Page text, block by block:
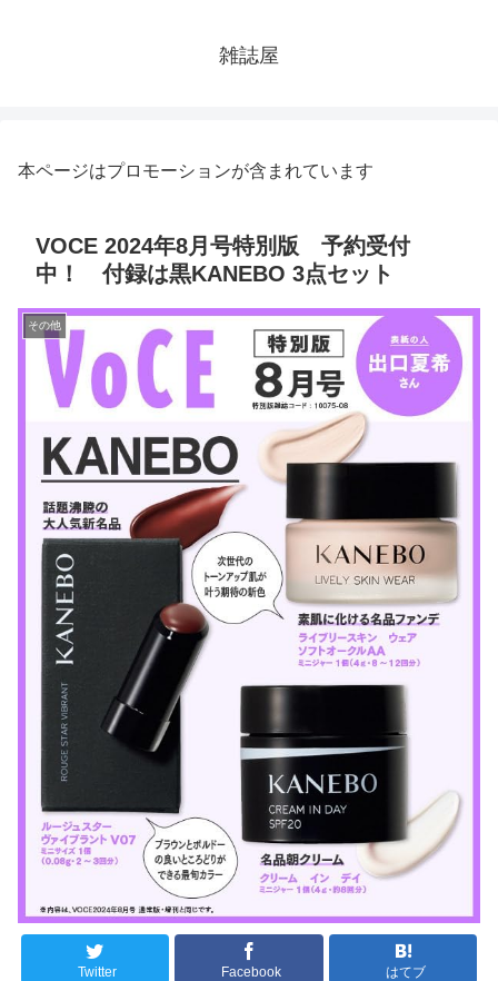
雑誌屋
本ページはプロモーションが含まれています
VOCE 2024年8月号特別版 予約受付
中！ 付録は黒KANEBO 3点セット
その他
Twitter Facebook はてブ